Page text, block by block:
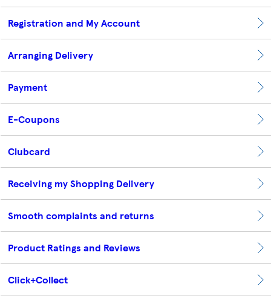
Registration and My Account
Arranging Delivery
Payment
E-Coupons
Clubcard
Receiving my Shopping Delivery
Smooth complaints and returns
Product Ratings and Reviews
Click+Collect